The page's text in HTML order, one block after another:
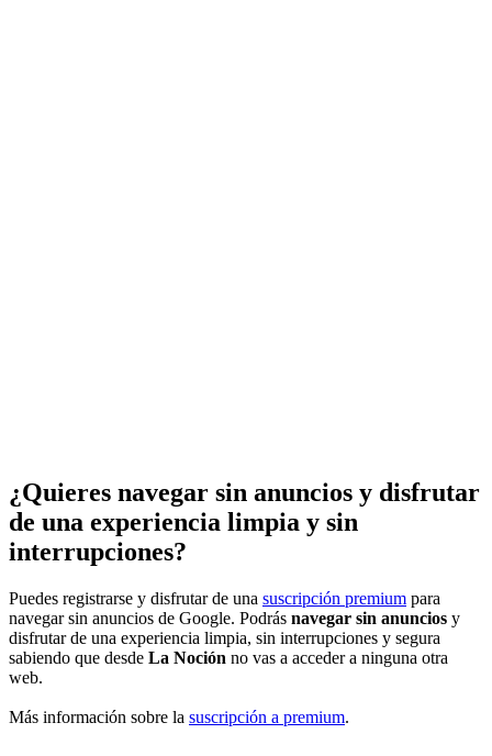
¿Quieres navegar sin anuncios y disfrutar
de una experiencia limpia y sin
interrupciones?
Puedes registrarse y disfrutar de una suscripción premium para
navegar sin anuncios de Google. Podrás navegar sin anuncios y
disfrutar de una experiencia limpia, sin interrupciones y segura
sabiendo que desde La Noción no vas a acceder a ninguna otra
web.
Más información sobre la suscripción a premium.